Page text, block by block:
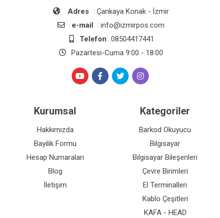
Adres : Çankaya Konak - İzmir
e-mail : info@izmirpos.com
Telefon: 08504417441
Pazartesi-Cuma 9:00 - 18:00
Kurumsal
Hakkımızda
Bayilik Formu
Hesap Numaraları
Blog
İletişim
Kategoriler
Barkod Okuyucu
Bilgisayar
Bilgisayar Bileşenleri
Çevre Birimleri
El Terminalleri
Kablo Çeşitleri
KAFA - HEAD